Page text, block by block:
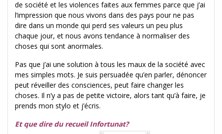
de société et les violences faites aux femmes parce que j’ai
l’impression que nous vivons dans des pays pour ne pas
dire dans un monde qui perd ses valeurs un peu plus
chaque jour, et nous avons tendance à normaliser des
choses qui sont anormales.
Pas que j’ai une solution à tous les maux de la société avec
mes simples mots. Je suis persuadée qu’en parler, dénoncer
peut réveiller des consciences, peut faire changer les
choses. Il n’y a pas de petite victoire, alors tant qu’à faire, je
prends mon stylo et j’écris.
Et que dire du recueil Infortunat?